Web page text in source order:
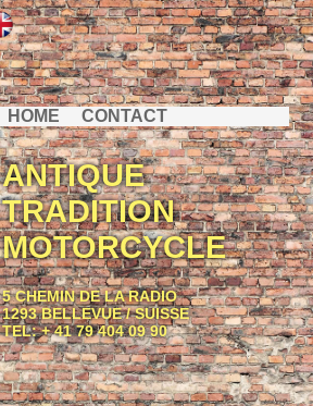
HOME CONTACT
ANTIQUE
TRADITION
MOTORCYCLE
5 CHEMIN DE LA RADIO
1293 BELLEVUE / SUISSE
TEL: + 41 79 404 09 90